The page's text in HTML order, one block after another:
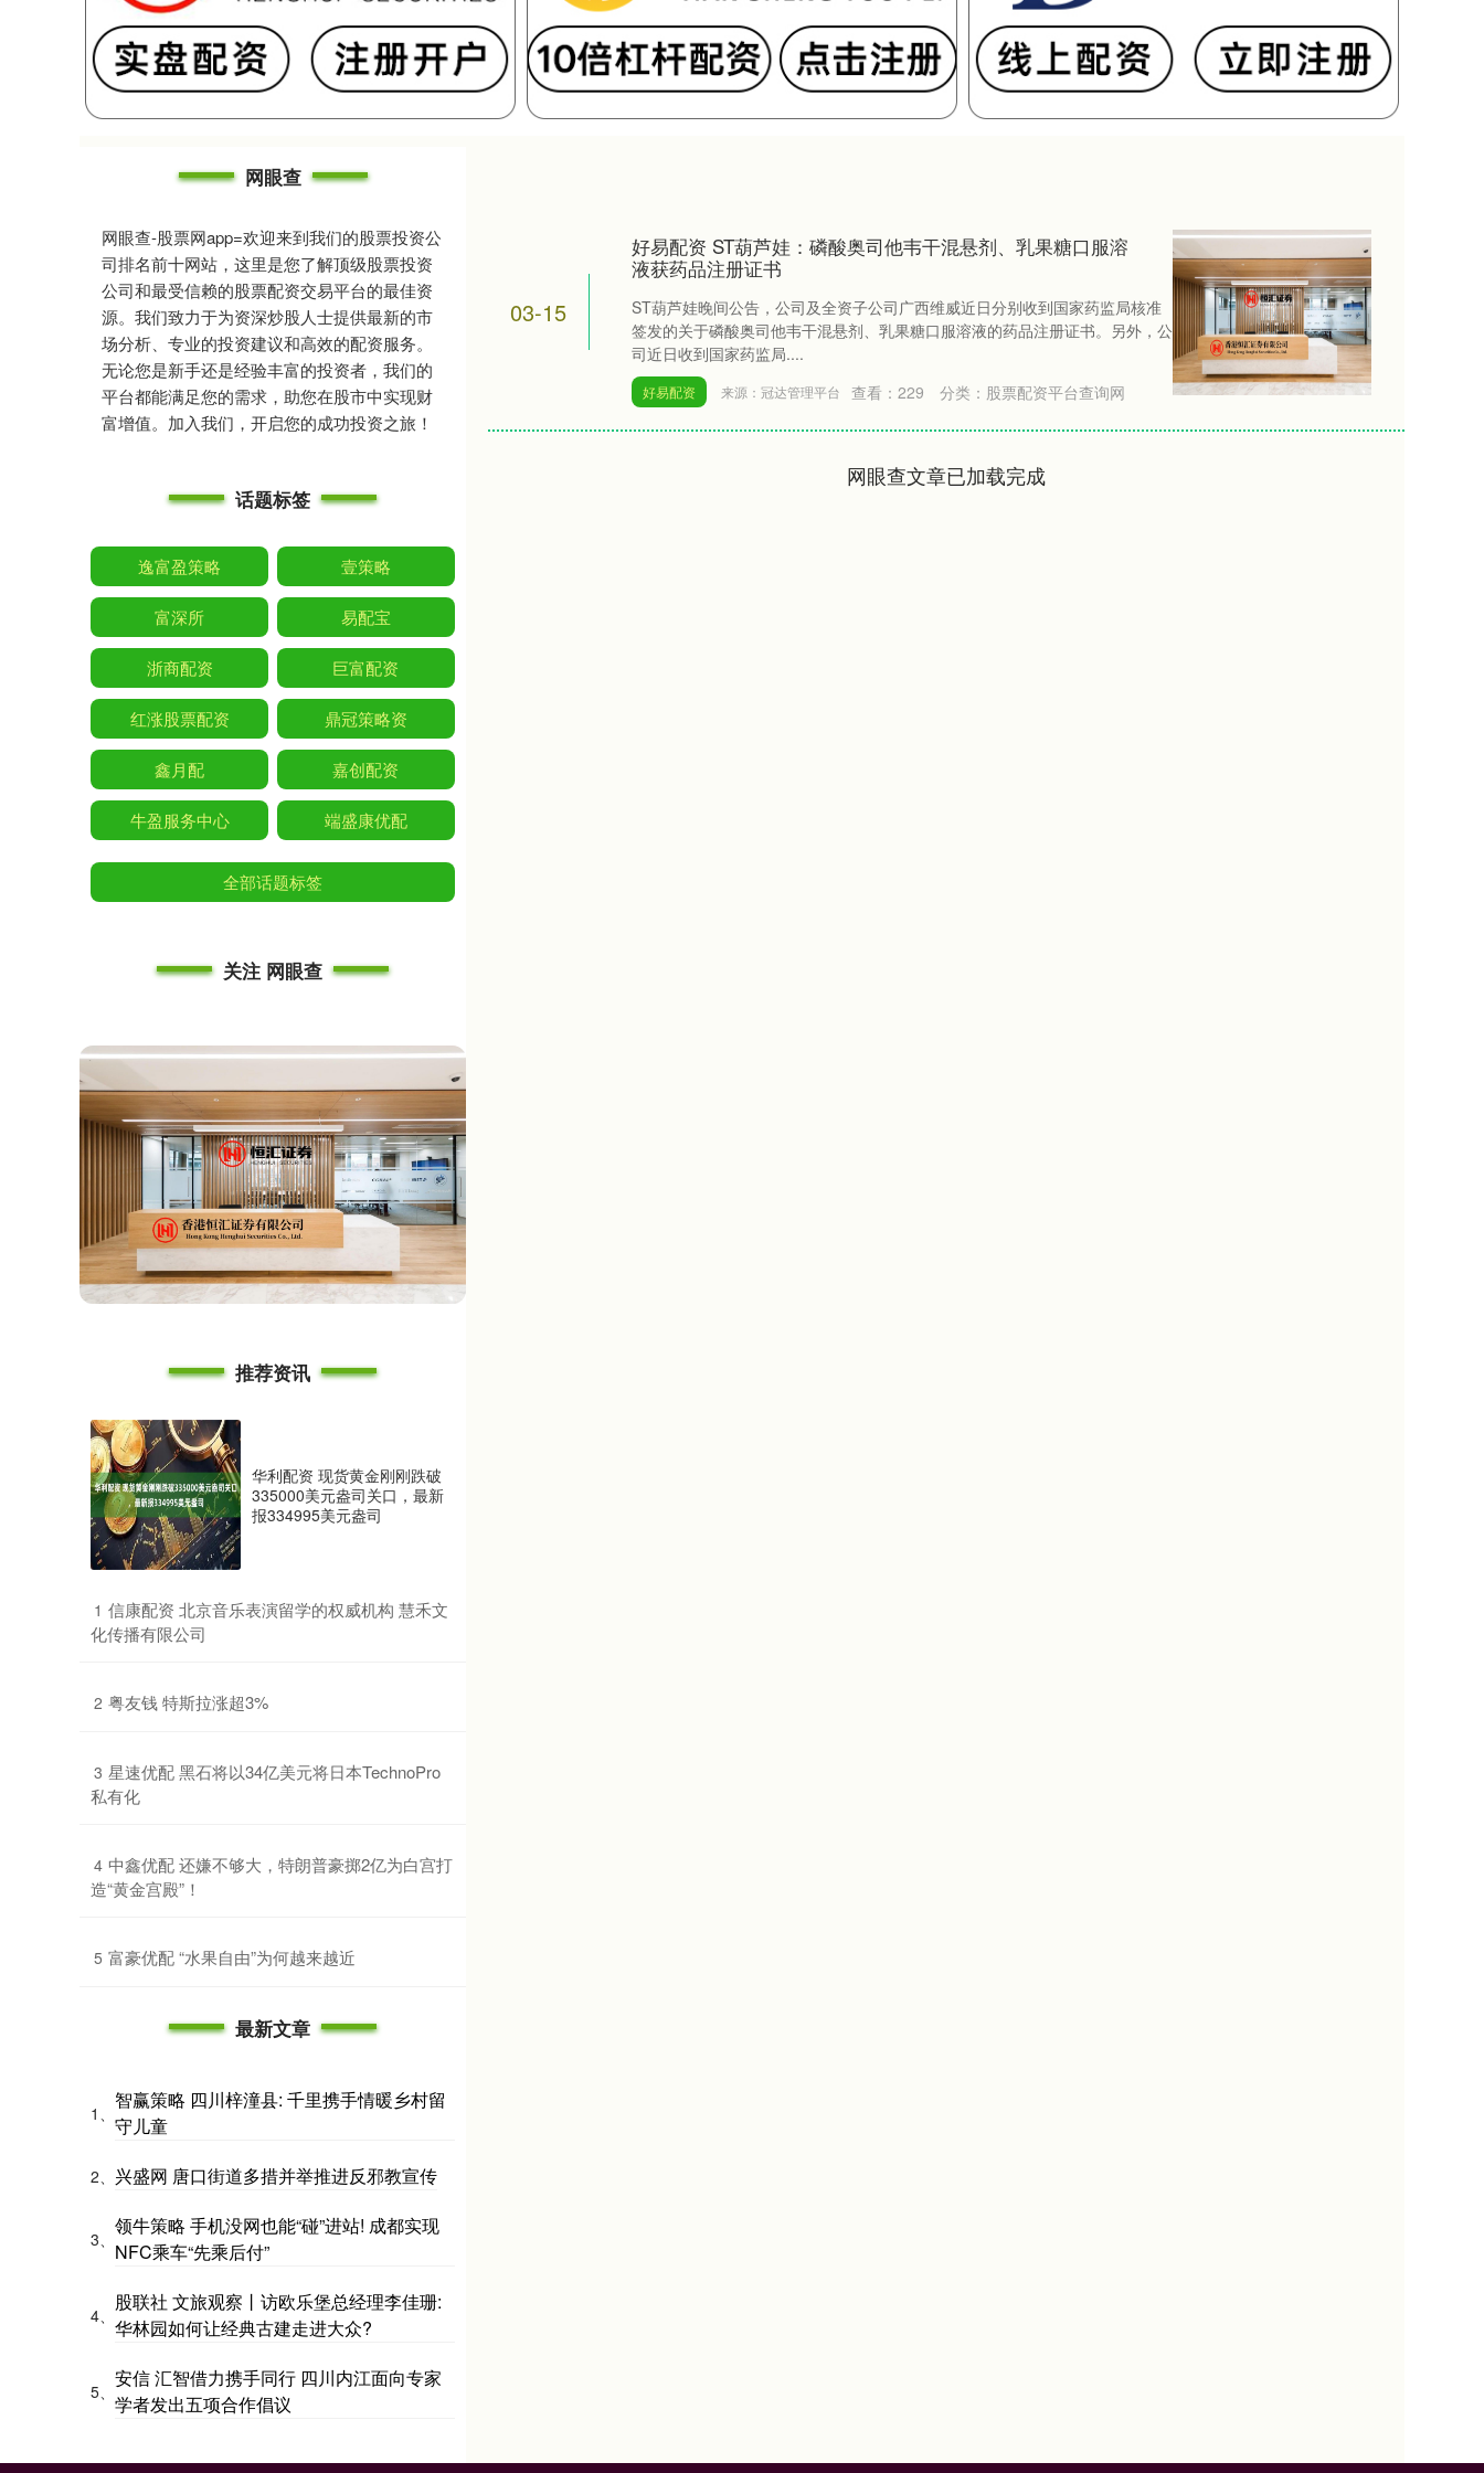
03-15
好易配资 ST葫芦娃：磷酸奥司他韦干混悬剂、乳果糖口服溶
液获药品注册证书
ST葫芦娃晚间公告，公司及全资子公司广西维威近日分别收到国家药监局核准
签发的关于磷酸奥司他韦干混悬剂、乳果糖口服溶液的药品注册证书。另外，公
司近日收到国家药监局....
好易配资 来源：冠达管理平台 查看： 229 分类： 股票配资平台查询网
网眼查文章已加载完成
网眼查
网眼查-股票网app=欢迎来到我们的股票投资公
司排名前十网站，这里是您了解顶级股票投资
公司和最受信赖的股票配资交易平台的最佳资
源。我们致力于为资深炒股人士提供最新的市
场分析、专业的投资建议和高效的配资服务。
无论您是新手还是经验丰富的投资者，我们的
平台都能满足您的需求，助您在股市中实现财
富增值。加入我们，开启您的成功投资之旅！
话题标签
逸富盈策略 壹策略
富深所 易配宝
浙商配资 巨富配资
红涨股票配资 鼎冠策略资
鑫月配 嘉创配资
牛盈服务中心 端盛康优配
全部话题标签
关注 网眼查
推荐资讯
华利配资 现货黄金刚刚跌破
335000美元盎司关口，最新
报334995美元盎司
1 ​信康配资 北京音乐表演留学的权威机构 慧禾文
化传播有限公司
2 ​粤友钱 特斯拉涨超3%
3 ​星速优配 黑石将以34亿美元将日本TechnoPro
私有化
4 ​中鑫优配 还嫌不够大，特朗普豪掷2亿为白宫打
造“黄金宫殿”！
5 ​富豪优配 “水果自由”为何越来越近
最新文章
1、
智赢策略 四川梓潼县: 千里携手情暖乡村留
守儿童
2、 兴盛网 唐口街道多措并举推进反邪教宣传
3、
领牛策略 手机没网也能“碰”进站! 成都实现
NFC乘车“先乘后付”
4、
股联社 文旅观察丨访欧乐堡总经理李佳珊:
华林园如何让经典古建走进大众?
5、
安信 汇智借力携手同行 四川内江面向专家
学者发出五项合作倡议